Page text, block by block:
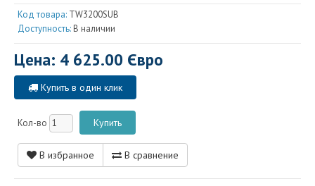
Код товара: TW3200SUB
Доступность: В наличии
Цена: 4 625.00 Євро
Купить в один клик
Кол-во
В избранное В сравнение